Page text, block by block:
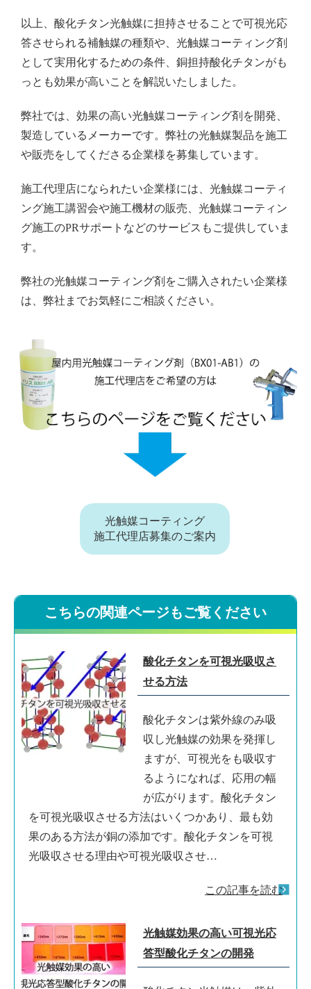
以上、酸化チタン光触媒に担持させることで可視光応
答させられる補触媒の種類や、光触媒コーティング剤
として実用化するための条件、銅担持酸化チタンがも
っとも効果が高いことを解説いたしました。
弊社では、効果の高い光触媒コーティング剤を開発、
製造しているメーカーです。弊社の光触媒製品を施工
や販売をしてくださる企業様を募集しています。
施工代理店になられたい企業様には、光触媒コーティ
ング施工講習会や施工機材の販売、光触媒コーティン
グ施工のPRサポートなどのサービスもご提供していま
す。
弊社の光触媒コーティング剤をご購入されたい企業様
は、弊社までお気軽にご相談ください。
光触媒コーティング
施工代理店募集のご案内
こちらの関連ページもご覧ください
酸化チタンを可視光吸収さ
せる方法
酸化チタンは紫外線のみ吸
収し光触媒の効果を発揮し
ますが、可視光をも吸収す
るようになれば、応用の幅
が広がります。酸化チタン
を可視光吸収させる方法はいくつかあり、最も効
果のある方法が銅の添加です。酸化チタンを可視
光吸収させる理由や可視光吸収させ…
この記事を読む
光触媒効果の高い可視光応
答型酸化チタンの開発